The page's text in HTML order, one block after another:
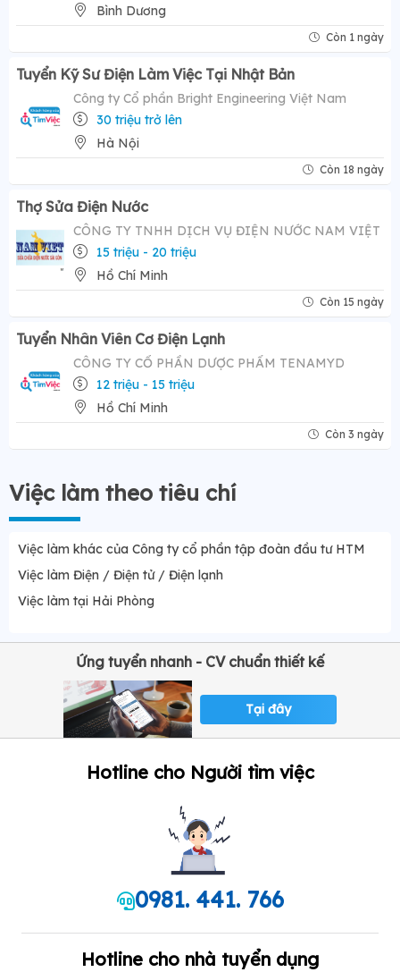
Bình Dương
Còn 1 ngày
Tuyển Kỹ Sư Điện Làm Việc Tại Nhật Bản
Công ty Cổ phần Bright Engineering Việt Nam
30 triệu trở lên
Hà Nội
Còn 18 ngày
Thợ Sửa Điện Nước
CÔNG TY TNHH DỊCH VỤ ĐIỆN NƯỚC NAM VIỆT
15 triệu - 20 triệu
Hồ Chí Minh
Còn 15 ngày
Tuyển Nhân Viên Cơ Điện Lạnh
CÔNG TY CỔ PHẦN DƯỢC PHẨM TENAMYD
12 triệu - 15 triệu
Hồ Chí Minh
Còn 3 ngày
Việc làm theo tiêu chí
Việc làm khác của Công ty cổ phần tập đoàn đầu tư HTM
Việc làm Điện / Điện tử / Điện lạnh
Việc làm tại Hải Phòng
Ứng tuyển nhanh - CV chuẩn thiết kế
Tại đây
Hotline cho Người tìm việc
0981. 441. 766
Hotline cho nhà tuyển dụng